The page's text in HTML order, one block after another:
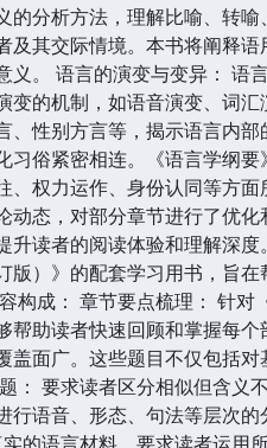
的分析方法，理解比喻、转
及其交际情境。本书将阐释
义。 语言的演变与变异： 语
变的机制，如语音演变、词
、性别方言等，揭示语言内
习俗紧密相连。《语言学纲
、权力运作、身份认同等方
动态，对部分章节进行了优
升读者的阅读体验和理解深
版）》的配套学习用书，旨
构成： 章节要点梳理： 针
帮助读者快速回顾和掌握每
盖面广。这些题目不仅包括
： 要求读者区分相似但含义
行语音、形态、句法等层次